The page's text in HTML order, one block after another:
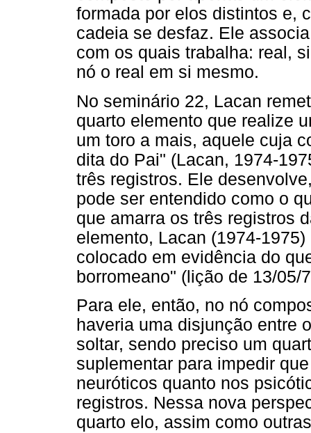
formada por elos distintos e,
cadeia se desfaz. Ele
com os quais trabalha: real,
nó o real em si mesmo.
No seminário 22, Lacan
quarto elemento que realize
um toro a mais, aquele cuja
dita do Pai" (Lacan, 1974-
três registros. Ele
pode ser entendido como o
que amarra os três registros
elemento, Lacan (1974-
colocado em evidência do
borromeano" (lição de 13/05/
Para ele, então, no nó
haveria uma disjunção entre
soltar, sendo preciso um
suplementar para impedir
neuróticos quanto nos
registros. Nessa nova
quarto elo, assim como